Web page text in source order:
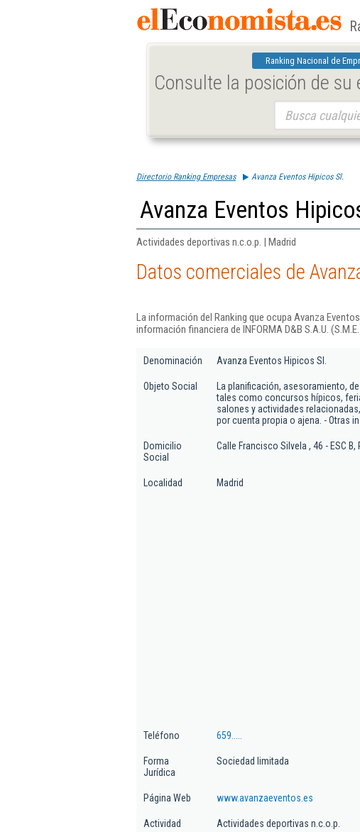
Ranking Nacional de
Consulte la posición de
Directorio Ranking Empresas Avanza Eventos Hipicos Sl.
Avanza Eventos
Actividades deportivas n.c.o.p. | Madrid
Datos comerciales de
La información del Ranking que ocupa Avanza
información financiera de INFORMA D&B S.A.U.
Denominación Avanza Eventos Hipicos Sl.
Objeto Social
La planificación, asesoramiento,
tales como concursos hípicos,
salones y actividades
por cuenta propia o ajena. - Otras
Domicilio
Social
Calle Francisco Silvela , 46 - ESC B,
Localidad Madrid
Teléfono 659.....
Forma
Jurídica
Sociedad limitada
Página Web www.avanzaeventos.es
Actividad Actividades deportivas n.c.o.p.